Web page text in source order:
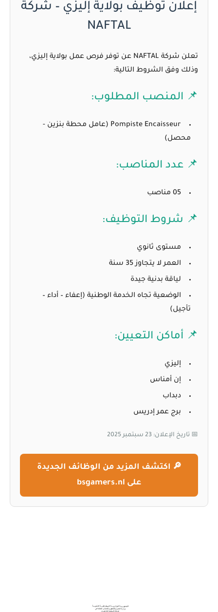
إعلان توظيف بولاية إليزي – شركة
NAFTAL
تعلن شركة NAFTAL عن توفر فرص عمل بولاية إليزي،
وذلك وفق الشروط التالية:
📌 المنصب المطلوب:
Pompiste Encaisseur (عامل محطة بنزين -
محصل)
📌 عدد المناصب:
05 مناصب
📌 شروط التوظيف:
مستوى ثانوي
العمر لا يتجاوز 35 سنة
لياقة بدنية جيدة
الوضعية تجاه الخدمة الوطنية (إعفاء – أداء –
تأجيل)
📌 أماكن التعيين:
إليزي
إن أمناس
دبداب
برج عمر إدريس
📅 تاريخ الإعلان: 23 سبتمبر 2025
🔎 اكتشف المزيد من الوظائف الجديدة
على bsgamers.nl